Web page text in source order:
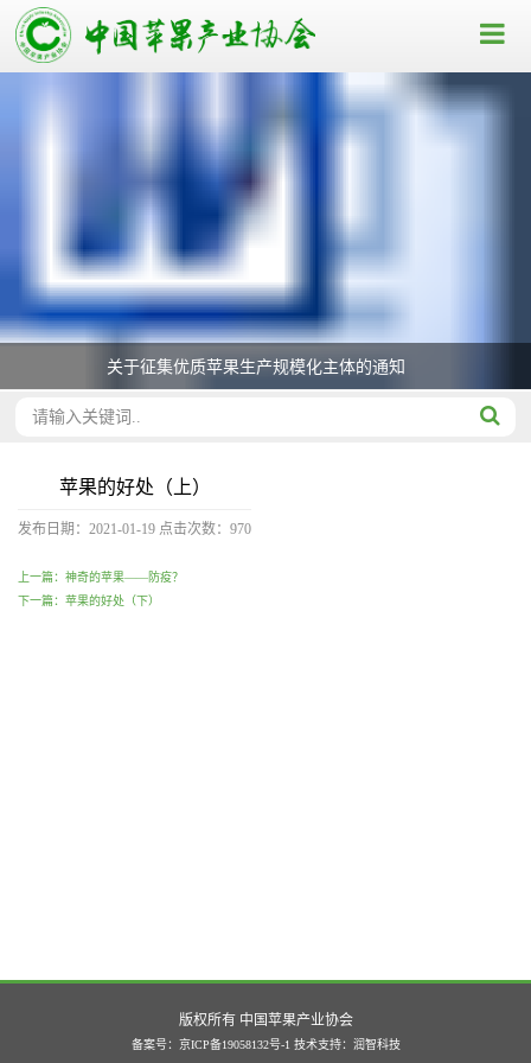
关于征集优质苹果生产规模化主体的通知
苹果的好处（上）
发布日期：2021-01-19 点击次数： 970
上一篇：神奇的苹果——防疫？
下一篇：苹果的好处（下）
版权所有 中国苹果产业协会
备案号：京ICP备19058132号-1 技术支持： 润智科技